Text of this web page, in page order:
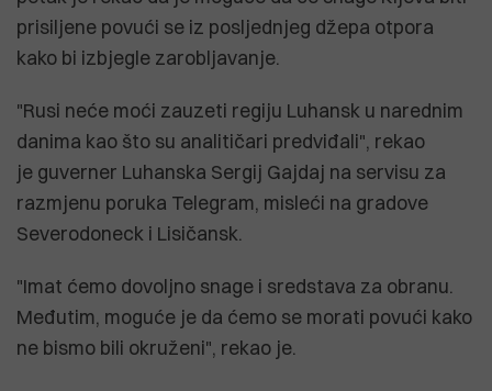
prisiljene povući se iz posljednjeg džepa otpora
kako bi izbjegle zarobljavanje.
"Rusi neće moći zauzeti regiju Luhansk u narednim
danima kao što su analitičari predviđali", rekao
je guverner Luhanska Sergij Gajdaj na servisu za
razmjenu poruka Telegram, misleći na gradove
Severodoneck i Lisičansk.
"Imat ćemo dovoljno snage i sredstava za obranu.
Međutim, moguće je da ćemo se morati povući kako
ne bismo bili okruženi", rekao je.